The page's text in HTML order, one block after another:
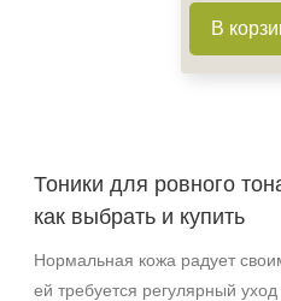
Область применения
Показать еще
1 шт
В
Тоники для ровного
как выбрать и купить
Нормальная кожа радует
ей требуется регулярный